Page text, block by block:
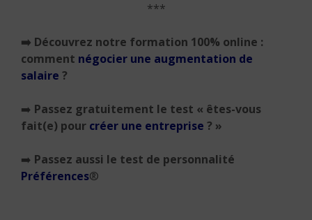
***
➡️ Découvrez notre formation 100% online :
comment négocier une augmentation de
salaire ?
➡️ Passez gratuitement le test « êtes-vous
fait(e) pour créer une entreprise ? »
➡️ Passez aussi le test de personnalité
Préférences®